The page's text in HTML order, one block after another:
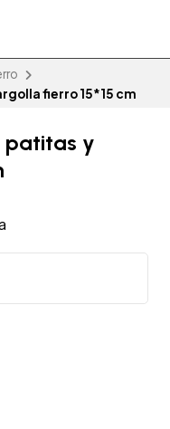
fierro 15*15 cm
patitas y